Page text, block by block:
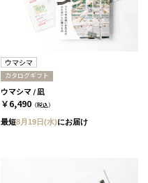
ウマシマ
カタログギフト
ウマシマ / 凪
￥6,490 （税込）
最短8月19日(水)にお届け